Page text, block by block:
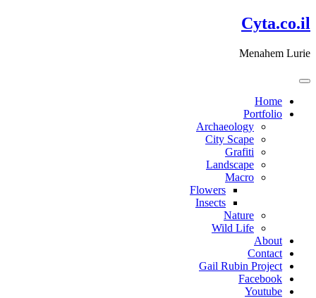
דלג
לתוכן
Cyta.co.il
Menahem Lurie
Home
Portfolio
Archaeology
City Scape
Grafiti
Landscape
Macro
Flowers
Insects
Nature
Wild Life
About
Contact
Gail Rubin Project
Facebook
Youtube